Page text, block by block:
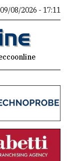
09/08/2026 - 17:11